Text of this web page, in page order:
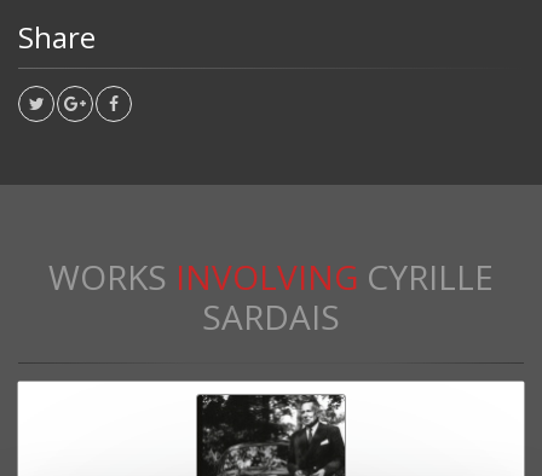
Share
WORKS INVOLVING CYRILLE
SARDAIS